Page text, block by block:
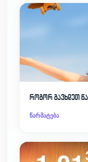
როგორ გავხდეთ
წარმატება